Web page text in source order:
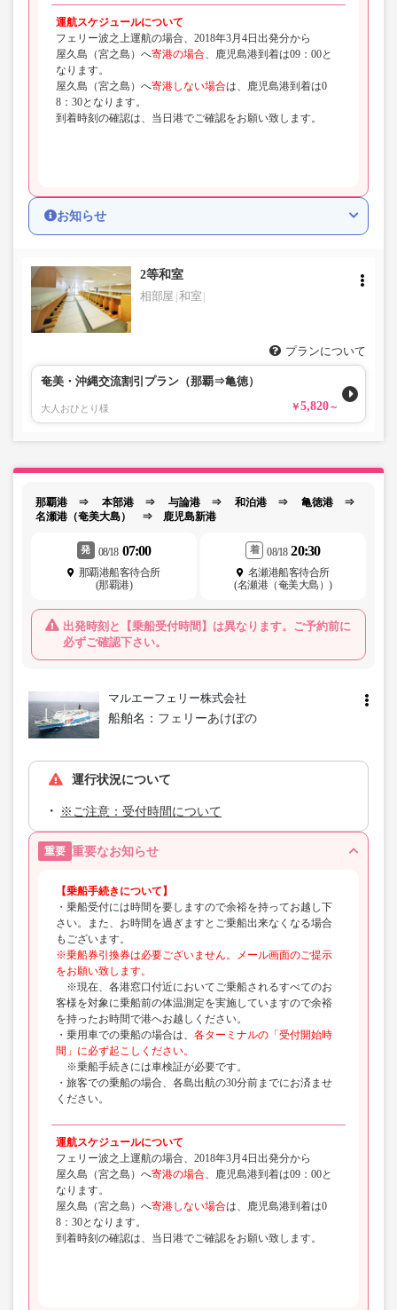
運航スケジュールについて
フェリー波之上運航の場合、2018年3月4日出発分から
屋久島（宮之島）へ寄港の場合 、鹿児島港到着は09：00と
なります。
屋久島（宮之島）へ寄港しない場合は、鹿児島港到着は0
8：30となります。
到着時刻の確認は、当日港でご確認をお願い致します。
お知らせ
2等和室
相部屋 和室
プランについて
奄美・沖縄交流割引プラン（那覇⇒亀徳）
大人おひとり様 5,820
那覇港 ⇒ 本部港 ⇒ 与論港 ⇒ 和泊港 ⇒ 亀徳港 ⇒
名瀬港（奄美大島） ⇒ 鹿児島新港
発 08/18 07:00
那覇港船客待合所
(那覇港)
出発時刻と【乗船受付時間】は異なります。ご予約前に
必ずご確認下さい。
着 08/18 20:30
名瀬港船客待合所
(名瀬港（奄美大島）)
マルエーフェリー株式会社
船舶名： フェリーあけぼの
運行状況について
※ご注意：受付時間について
重要 重要なお知らせ
【乗船手続きについて】
・乗船受付には時間を要しますので余裕を持ってお越し下
さい。また、お時間を過ぎますとご乗船出来なくなる場合
もございます。
※乗船券引換券は必要ございません。メール画面のご提示
をお願い致します。
※現在、各港窓口付近においてご乗船されるすべてのお
客様を対象に乗船前の体温測定を実施していますので余裕
を持ったお時間で港へお越しください。
・乗用車での乗船の場合は、 各ターミナルの「受付開始時
間」に必ず起こしください。
※乗船手続きには車検証が必要です。
・旅客での乗船の場合、各島出航の30分前までにお済ませ
ください。
運航スケジュールについて
フェリー波之上運航の場合、2018年3月4日出発分から
屋久島（宮之島）へ寄港の場合、鹿児島港到着は09：00と
なります。
屋久島（宮之島）へ寄港しない場合は、鹿児島港到着は0
8：30となります。
到着時刻の確認は、当日港でご確認をお願い致します。